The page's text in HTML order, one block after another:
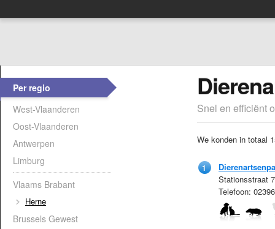
Per regio
West-Vlaanderen
Oost-Vlaanderen
Antwerpen
Limburg
Vlaams Brabant
Herne
Brussels Gewest
Snel en efficiënt
We konden in totaal
1
Stationsstraat
Telefoon: